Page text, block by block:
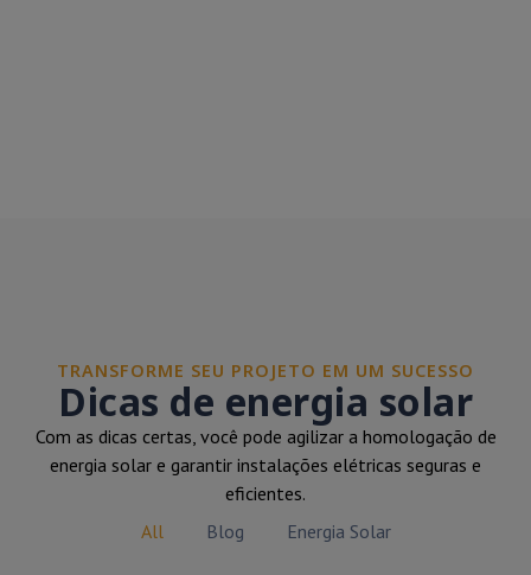
TRANSFORME SEU PROJETO EM UM SUCESSO
Dicas de energia solar
Com as dicas certas, você pode agilizar a homologação de
energia solar e garantir instalações elétricas seguras e
eficientes.
All
Blog Energia Solar